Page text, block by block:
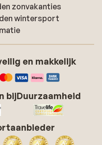
zonvakanties
wintersport
en makkelijk
bijDuurzaamheid